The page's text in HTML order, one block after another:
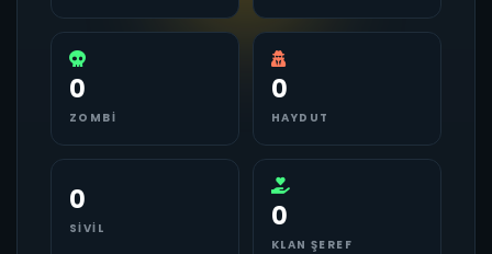
0
ZOMBI
0
HAYDUT
0
SIVIL 0
KLAN ŞEREF